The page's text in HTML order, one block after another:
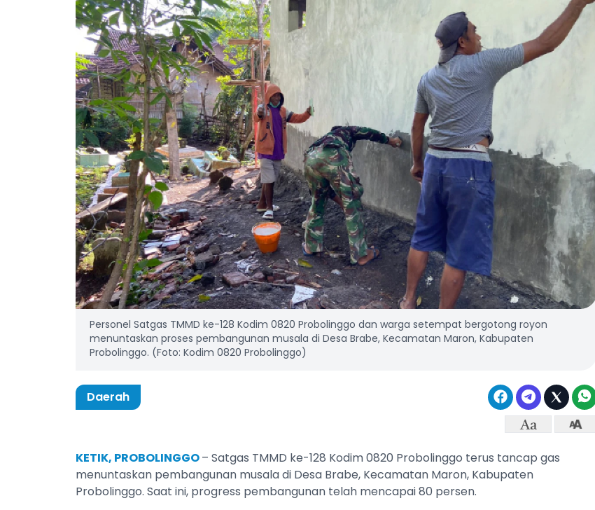
Personel Satgas TMMD ke-128 Kodim 0820 Probolinggo dan warga setempat bergotong royon
menuntaskan proses pembangunan musala di Desa Brabe, Kecamatan Maron, Kabupaten
Probolinggo. (Foto: Kodim 0820 Probolinggo)
Daerah
KETIK, PROBOLINGGO– Satgas TMMD ke-128 Kodim 0820 Probolinggo terus tancap gas
menuntaskan pembangunan musala di Desa Brabe, Kecamatan Maron, Kabupaten
Probolinggo. Saat ini, progress pembangunan telah mencapai 80 persen.